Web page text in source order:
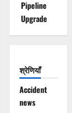
Pipeline
Upgrade
श्रेणियाँ
Accident
news